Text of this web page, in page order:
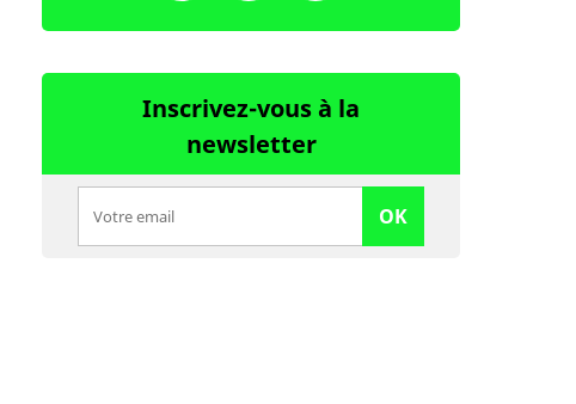
Inscrivez-vous à la
newsletter
OK